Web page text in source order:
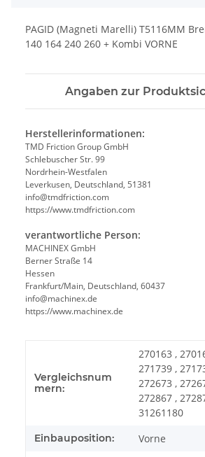
PAGID (Magneti Marelli) T5116MM
140 164 240 260 + Kombi VORNE
Angaben zur
Herstellerinformationen:
TMD Friction Group GmbH
Schlebuscher Str. 99
Nordrhein-Westfalen
Leverkusen, Deutschland, 51381
info@tmdfriction.com
https://www.tmdfriction.com
verantwortliche Person:
MACHINEX GmbH
Berner Straße 14
Hessen
Frankfurt/Main, Deutschland, 60437
info@machinex.de
https://www.machinex.de
Vergleichsnum
mern:
270163 ,
271739 ,
272673 ,
272867 ,
31261180
Einbauposition: Vorne